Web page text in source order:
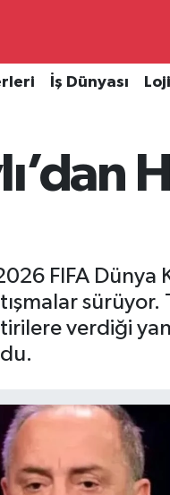
İş Dünyası
FIFA
sürüyor.
verdiği